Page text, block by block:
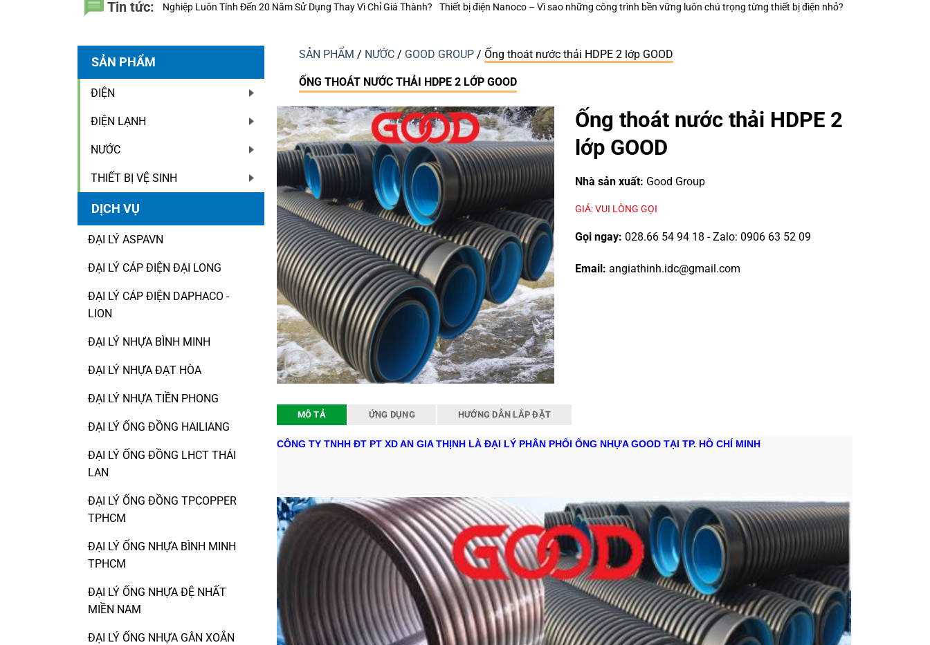
Tin tức:
Luôn Tính Đến 20 Năm Sử Dụng Thay Vì Chỉ Giá Thành? Thiết bị điện Nanoco – Vì sao những công trình bền vững luôn chú trọng từng thiết bị điện nhỏ? Keo Dán Bảo Ôn Superlon – Vì Sao Một Đường Keo Đúng Kỹ
SẢN PHẨM
ĐIỆN
ĐIỆN LẠNH
NƯỚC
THIẾT BỊ VỆ SINH
DỊCH VỤ
ĐẠI LÝ ASPAVN
ĐẠI LÝ CÁP ĐIỆN ĐẠI LONG
ĐẠI LÝ CÁP ĐIỆN DAPHACO -
LION
ĐẠI LÝ NHỰA BÌNH MINH
ĐẠI LÝ NHỰA ĐẠT HÒA
ĐẠI LÝ NHỰA TIỀN PHONG
ĐẠI LÝ ỐNG ĐỒNG HAILIANG
ĐẠI LÝ ỐNG ĐỒNG LHCT THÁI
LAN
ĐẠI LÝ ỐNG ĐỒNG TPCOPPER
TPHCM
ĐẠI LÝ ỐNG NHỰA BÌNH MINH
TPHCM
ĐẠI LÝ ỐNG NHỰA ĐỆ NHẤT
MIỀN NAM
ĐẠI LÝ ỐNG NHỰA GÂN XOẮN
SẢN PHẨM / NƯỚC / GOOD GROUP / Ống thoát nước thải HDPE 2 lớp GOOD
ỐNG THOÁT NƯỚC THẢI HDPE 2 LỚP GOOD
Ống thoát nước thải HDPE 2
lớp GOOD
Nhà sản xuất: Good Group
GIÁ: VUI LÒNG GỌI
Gọi ngay: 028.66 54 94 18 - Zalo: 0906 63 52 09
Email: angiathinh.idc@gmail.com
MÔ TẢ ỨNG DỤNG HƯỚNG DẪN LẮP ĐẶT
CÔNG TY TNHH ĐT PT XD AN GIA THỊNH LÀ ĐẠI LÝ PHÂN PHỐI ỐNG NHỰA GOOD TẠI TP. HỒ CHÍ MINH